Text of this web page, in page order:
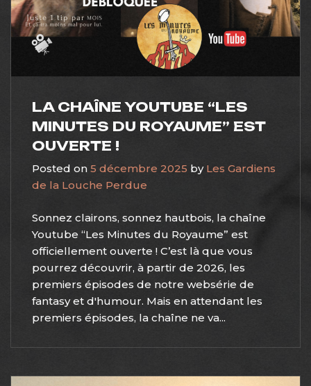
LA CHAÎNE YOUTUBE “LES
MINUTES DU ROYAUME” EST
OUVERTE !
Posted on 5 décembre 2025 by Les Gardiens
de la Louche Perdue
Sonnez clairons, sonnez hautbois, la chaîne
Youtube “Les Minutes du Royaume” est
officiellement ouverte ! C’est là que vous
pourrez découvrir, à partir de 2026, les
premiers épisodes de notre websérie de
fantasy et d'humour. Mais en attendant les
premiers épisodes, la chaîne ne va...